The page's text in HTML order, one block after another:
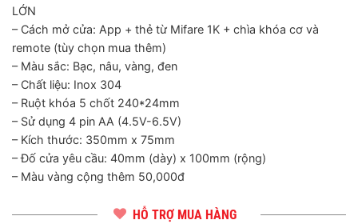
LỚN
– Cách mở cửa: App + thẻ từ Mifare 1K + chìa khóa cơ và
remote (tùy chọn mua thêm)
– Màu sắc: Bạc, nâu, vàng, đen
– Chất liệu: Inox 304
– Ruột khóa 5 chốt 240*24mm
– Sử dụng 4 pin AA (4.5V-6.5V)
– Kích thước: 350mm x 75mm
– Đố cửa yêu cầu: 40mm (dày) x 100mm (rộng)
– Màu vàng cộng thêm 50,000đ
HỖ TRỢ MUA HÀNG